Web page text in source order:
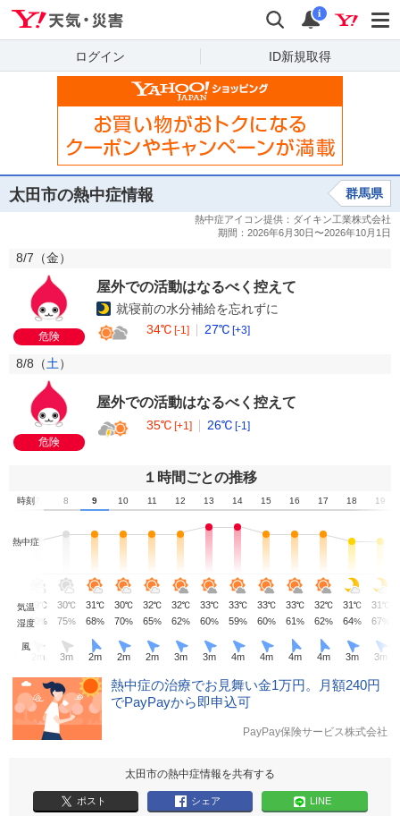
検索 通知
i
ログイン ID新規取得
太田市の熱中症情報 群馬県
8/7（金）
危険
屋外での活動はなるべく控えて
就寝前の水分補給を忘れずに
34℃ [-1] 27℃ [+3]
8/8（土）
危険
屋外での活動はなるべく控えて
35℃ [+1] 26℃ [-1]
１時間ごとの推移
時刻 8 9 10 11 12 13 14 15 16 17 18 19
熱中症
気温
℃ 29 ℃ 30℃ 31℃ 30℃ 32℃ 32℃ 33℃ 33℃ 33℃ 33℃ 32℃ 31℃ 31℃
湿度
% 80 % 75% 68% 70% 65% 62% 60% 59% 60% 61% 62% 64% 67%
風
m 3m 2m 2m 2m 3m 3m 4m 4m 4m 4m 3m 3m
熱中症の治療でお見舞い金1万円。月額240円
でPayPayから即申込可
PayPay保険サービス株式会社
太田市の熱中症情報を共有する
ポスト シェア LINE